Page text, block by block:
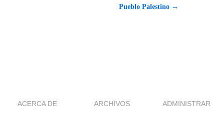
Pueblo Palestino →
ACERCA DE ARCHIVOS ADMINISTRAR